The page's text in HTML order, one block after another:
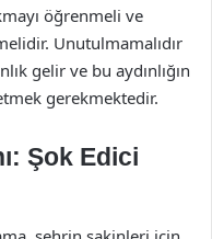
öğrenmeli ve
Unutulmamalıdır
gelir ve bu aydınlığın
gerekmektedir.
Şok Edici